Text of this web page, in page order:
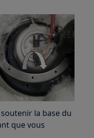
la base du
que vous